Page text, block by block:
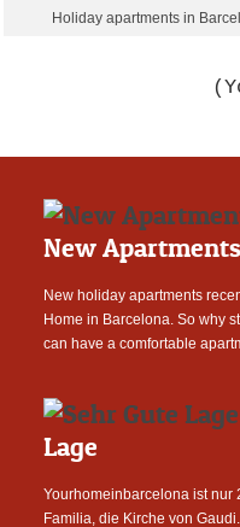
Holiday apartments in
New
New holiday apartments
Home in Barcelona. So why
can have a comfortable
Lage
Yourhomeinbarcelona ist nur
Familia, die Kirche von